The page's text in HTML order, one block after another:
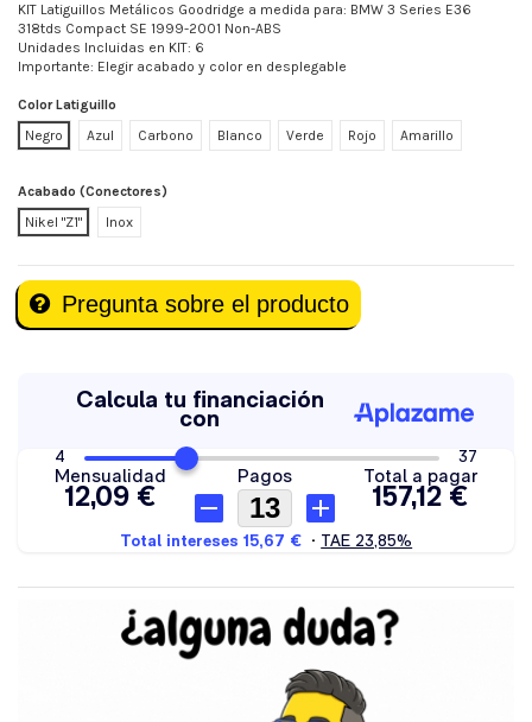
KIT Latiguillos Metálicos Goodridge a medida para: BMW 3 Series E36
318tds Compact SE 1999-2001 Non-ABS
Unidades Incluidas en KIT: 6
Importante: Elegir acabado y color en desplegable
Color Latiguillo
Negro
Azul Carbono Blanco Verde Rojo Amarillo
Acabado (Conectores)
Nikel "Z1"
Inox
Pregunta sobre el producto